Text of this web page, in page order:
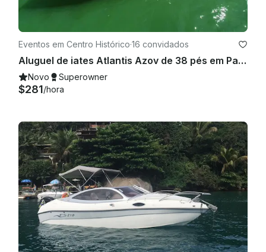
Eventos em Centro Histórico·16 convidados
Aluguel de iates Atlantis Azov de 38 pés em Paraty, Rio de Janeiro
Novo Superowner
$281/hora